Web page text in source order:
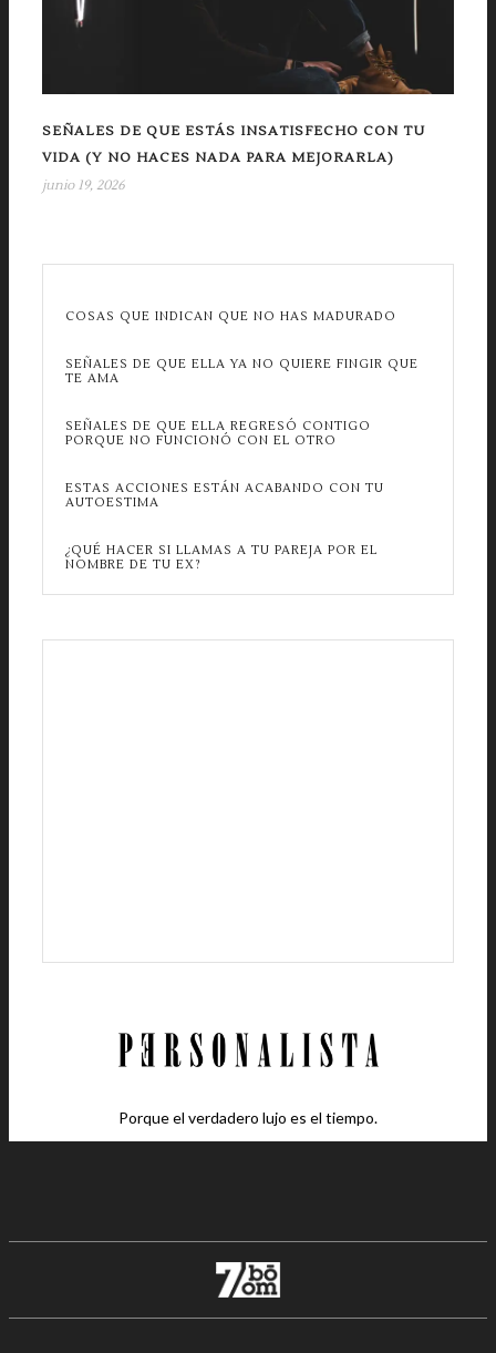
SEÑALES DE QUE ESTÁS INSATISFECHO CON TU
VIDA (Y NO HACES NADA PARA MEJORARLA)
junio 19, 2026
COSAS QUE INDICAN QUE NO HAS MADURADO
SEÑALES DE QUE ELLA YA NO QUIERE FINGIR QUE
TE AMA
SEÑALES DE QUE ELLA REGRESÓ CONTIGO
PORQUE NO FUNCIONÓ CON EL OTRO
ESTAS ACCIONES ESTÁN ACABANDO CON TU
AUTOESTIMA
¿QUÉ HACER SI LLAMAS A TU PAREJA POR EL
NOMBRE DE TU EX?
Porque el verdadero lujo es el tiempo.